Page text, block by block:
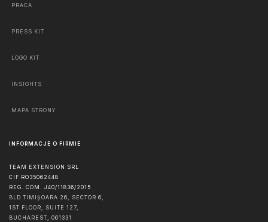
PRACA
PRESS KIT
LOGO KIT
INSIGHTS
MAPA STRONY
INFORMACJE O FIRMIE
TEAM EXTENSION SRL
CIF RO35062448
REG. COM. J40/11836/2015
BLD TIMIȘOARA 26, SECTOR 6,
1ST FLOOR, SUITE 127,
BUCHAREST, 061331